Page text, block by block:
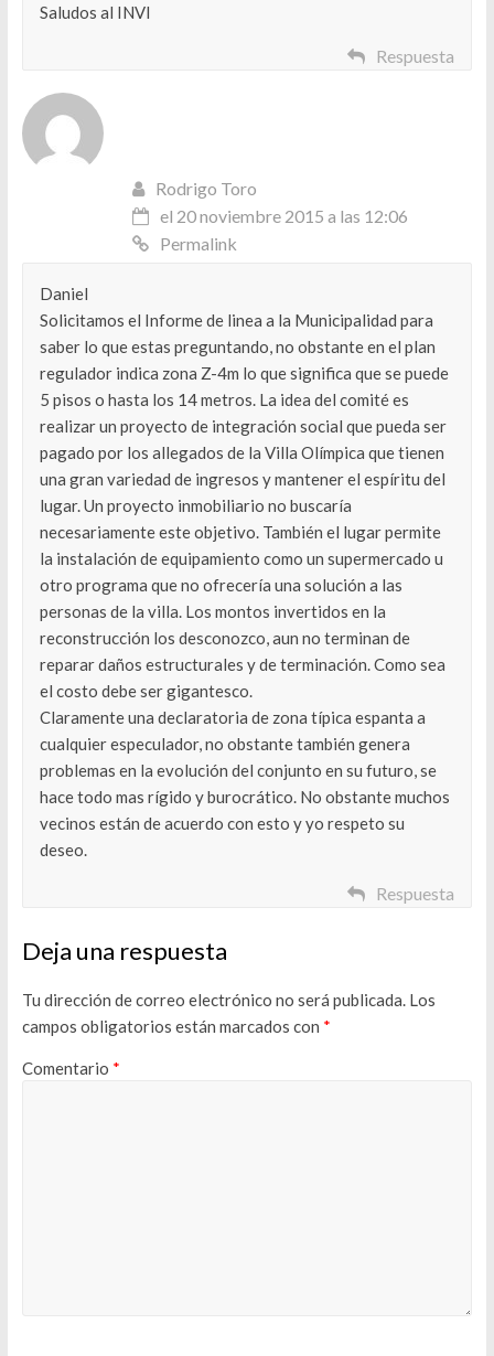
Saludos al INVI
Respuesta
Rodrigo Toro
el 20 noviembre 2015 a las 12:06
Permalink
Daniel
Solicitamos el Informe de linea a la Municipalidad para
saber lo que estas preguntando, no obstante en el plan
regulador indica zona Z-4m lo que significa que se puede
5 pisos o hasta los 14 metros. La idea del comité es
realizar un proyecto de integración social que pueda ser
pagado por los allegados de la Villa Olímpica que tienen
una gran variedad de ingresos y mantener el espíritu del
lugar. Un proyecto inmobiliario no buscaría
necesariamente este objetivo. También el lugar permite
la instalación de equipamiento como un supermercado u
otro programa que no ofrecería una solución a las
personas de la villa. Los montos invertidos en la
reconstrucción los desconozco, aun no terminan de
reparar daños estructurales y de terminación. Como sea
el costo debe ser gigantesco.
Claramente una declaratoria de zona típica espanta a
cualquier especulador, no obstante también genera
problemas en la evolución del conjunto en su futuro, se
hace todo mas rígido y burocrático. No obstante muchos
vecinos están de acuerdo con esto y yo respeto su
deseo.
Respuesta
Deja una respuesta
Tu dirección de correo electrónico no será publicada. Los
campos obligatorios están marcados con *
Comentario *